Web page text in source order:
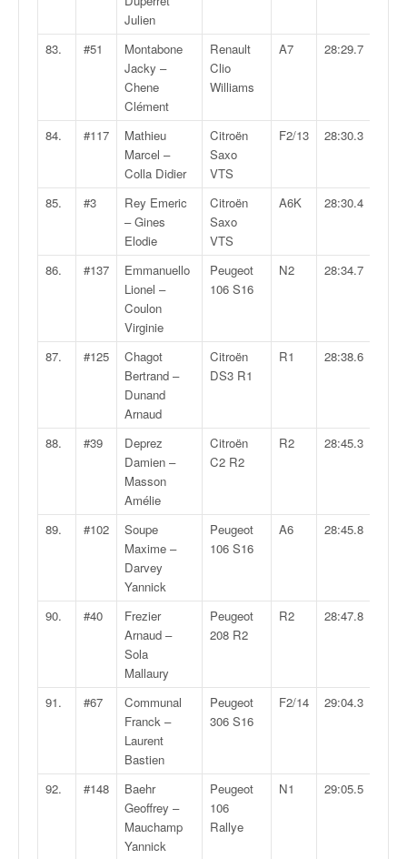
Julien
83. #51
Montabone
Jacky –
Chene
Clément
Renault
Clio
Williams
A7 28:29.7
84. #117
Mathieu
Marcel –
Colla Didier
Citroën
Saxo
VTS
F2/13 28:30.3
85. #3
Rey Emeric
– Gines
Elodie
Citroën
Saxo
VTS
A6K 28:30.4
86. #137
Emmanuello
Lionel –
Coulon
Virginie
Peugeot
106 S16
N2 28:34.7
87. #125
Chagot
Bertrand –
Dunand
Arnaud
Citroën
DS3 R1
R1 28:38.6
88. #39
Deprez
Damien –
Masson
Amélie
Citroën
C2 R2
R2 28:45.3
89. #102
Soupe
Maxime –
Darvey
Yannick
Peugeot
106 S16
A6 28:45.8
90. #40
Frezier
Arnaud –
Sola
Mallaury
Peugeot
208 R2
R2 28:47.8
91. #67
Communal
Franck –
Laurent
Bastien
Peugeot
306 S16
F2/14 29:04.3
92. #148
Baehr
Geoffrey –
Mauchamp
Yannick
Peugeot
106
Rallye
N1 29:05.5